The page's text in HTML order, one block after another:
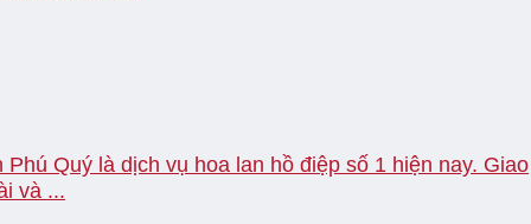
Quý là dịch vụ hoa lan hồ điệp số 1 hiện nay. Giao
và ...